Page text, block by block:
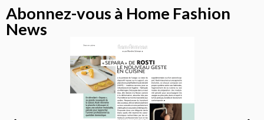
Abonnez-vous à Home Fashion
News